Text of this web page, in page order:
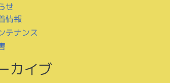
せ
情報
テナンス
カイブ